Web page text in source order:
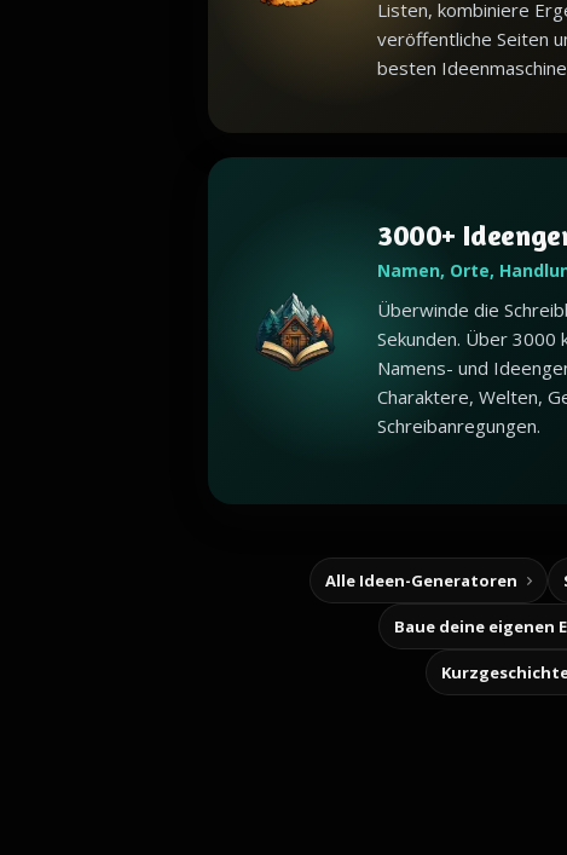
Listen, kombiniere
veröffentliche Seiten
besten
3000+
Namen, Orte,
Überwinde die
Sekunden. Über 3000
Namens- und
Charaktere, Welten,
Schreibanregungen.
Alle Ideen-Generatoren